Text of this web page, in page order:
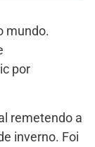
mundo.
por
remetendo a
inverno. Foi